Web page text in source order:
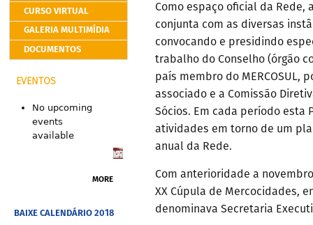
CURSO VIRTUAL
GALERIA MULTIMÍDIA
DOCUMENTOS
EVENTOS
No upcoming
events
available
MORE
BAIXE CALENDÁRIO 2018
Como espaço oficial da Rede,
conjunta com as diversas
convocando e presidindo
trabalho do Conselho (órgão
país membro do MERCOSUL,
associado e a Comissão
Sócios. Em cada período esta
atividades em torno de um
anual da Rede.
Com anterioridade a
XX Cúpula de Mercocidades,
denominava Secretaria